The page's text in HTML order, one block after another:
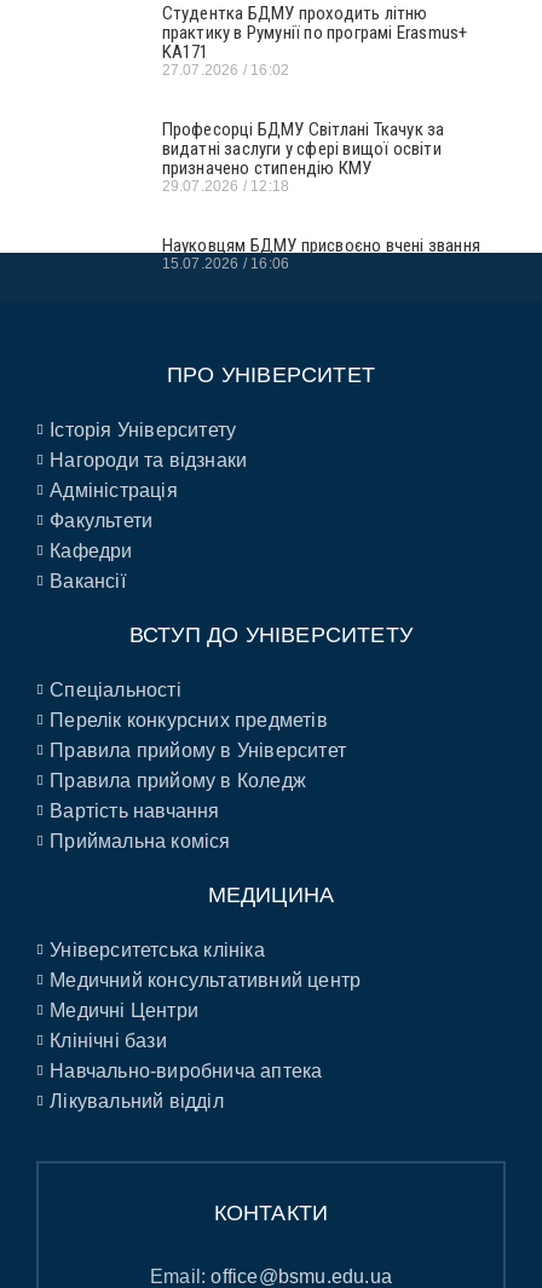
Студентка БДМУ проходить літню
практику в Румунії по програмі Erasmus+
KA171
27.07.2026 16:02
Професорці БДМУ Світлані Ткачук за
видатні заслуги у сфері вищої освіти
призначено стипендію КМУ
29.07.2026 12:18
Науковцям БДМУ присвоєно вчені звання
15.07.2026 16:06
ПРО УНІВЕРСИТЕТ
Історія Університету
Нагороди та відзнаки
Адміністрація
Факультети
Кафедри
Вакансії
ВСТУП ДО УНІВЕРСИТЕТУ
Спеціальності
Перелік конкурсних предметів
Правила прийому в Університет
Правила прийому в Коледж
Вартість навчання
Приймальна коміся
МЕДИЦИНА
Університетська клініка
Медичний консультативний центр
Медичні Центри
Клінічні бази
Навчально-виробнича аптека
Лікувальний відділ
КОНТАКТИ
Email:office@bsmu.edu.ua